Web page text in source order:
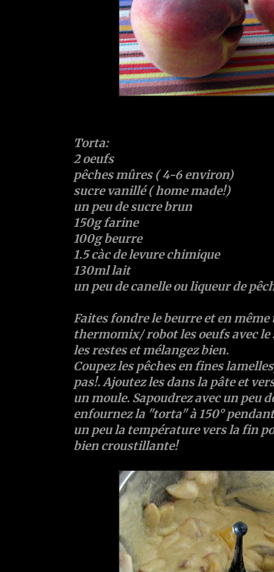
Torta:
2 oeufs
pêches mûres ( 4-6 environ)
sucre vanillé ( home made!)
un peu de sucre brun
150g farine
100g beurre
1.5 càc de levure chimique
130ml lait
un peu de canelle ou liqueur de
Faites fondre le beurre et en
thermomix/ robot les oeufs avec le
les restes et mélangez bien.
Coupez les pêches en fines
pas!. Ajoutez les dans la pâte et
un moule. Sapoudrez avec un peu
enfournez la "torta" à 150°
un peu la température vers la fin
bien croustillante!